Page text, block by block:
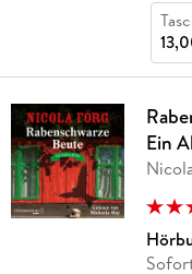
Ein